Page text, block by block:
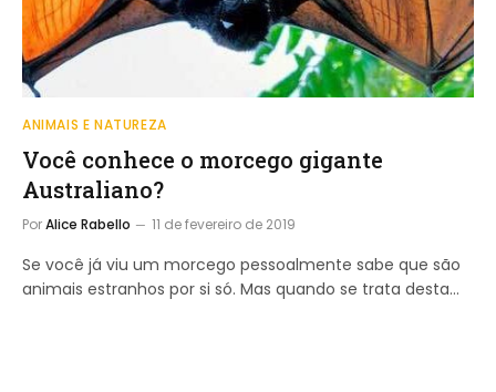
ANIMAIS E NATUREZA
Você conhece o morcego gigante
Australiano?
PorAlice Rabello 11 de fevereiro de 2019
Se você já viu um morcego pessoalmente sabe que são
animais estranhos por si só. Mas quando se trata desta…